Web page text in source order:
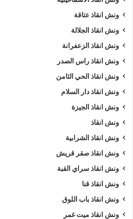
ونش انقاذ عتاقة
ونش انقاذ الجلالة
ونش انقاذ الزعفرانة
ونش انقاذ راس الصدر
ونش انقاذ الحي الثامن
ونش انقاذ دار السلام
ونش انقاذ الجيزة
ونش انقاذ
ونش انقاذ الشرابية
ونش انقاذ صقر قريش
ونش انقاذ سراي القبة
ونش انقاذ قنا
ونش انقاذ باب اللوق
ونش انقاذ ميت غمر